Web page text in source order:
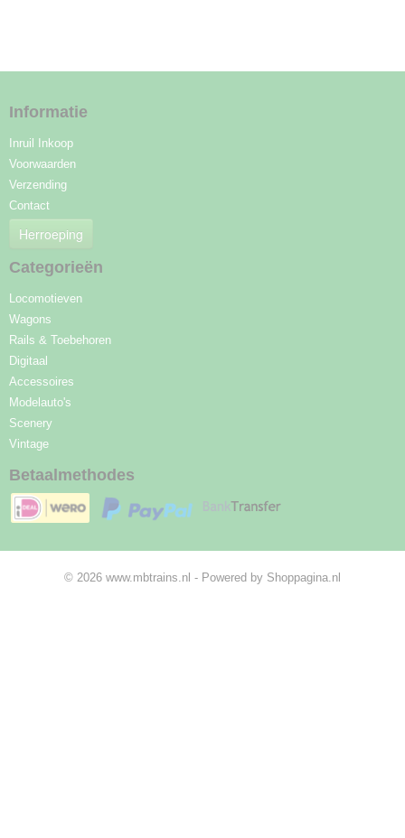
Informatie
Inruil Inkoop
Voorwaarden
Verzending
Contact
Herroeping
Categorieën
Locomotieven
Wagons
Rails & Toebehoren
Digitaal
Accessoires
Modelauto's
Scenery
Vintage
Betaalmethodes
© 2026 www.mbtrains.nl - Powered by Shoppagina.nl